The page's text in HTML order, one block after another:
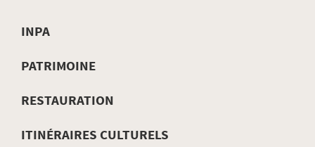
MENU
DE
INPA
PATRIMOINE
RESTAURATION
ITINÉRAIRES CULTURELS